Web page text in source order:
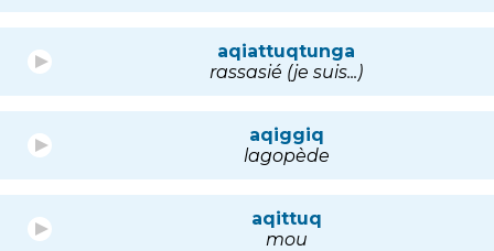
aqiattuqtunga
rassasié (je suis...)
aqiggiq
lagopède
aqittuq
mou